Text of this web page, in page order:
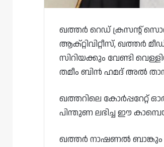
ഖത്തർ റെഡ് ക്രസന്റ്
ആക്‌റ്റിവിറ്റീസ്, ഖത്തർ
സിറിയക്കും വേണ്ടി
തമീം ബിൻ ഹമദ് അൽ
ഖത്തറിലെ കോർപ്പറേറ്റ്
പിന്തുണ ലഭിച്ച ഈ
ഖത്തർ നാഷണൽ ബാങ്കും